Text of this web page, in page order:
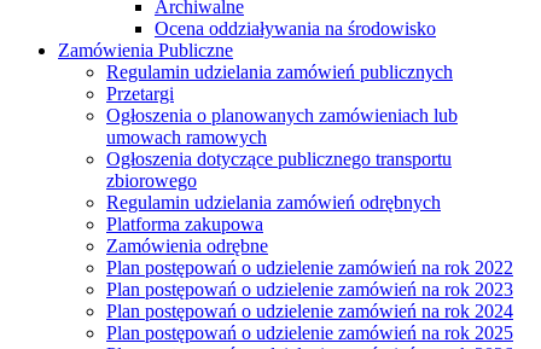
Archiwalne
Ocena oddziaływania na środowisko
Zamówienia Publiczne
Regulamin udzielania zamówień publicznych
Przetargi
Ogłoszenia o planowanych zamówieniach lub
umowach ramowych
Ogłoszenia dotyczące publicznego transportu
zbiorowego
Regulamin udzielania zamówień odrębnych
Platforma zakupowa
Zamówienia odrębne
Plan postępowań o udzielenie zamówień na rok 2022
Plan postępowań o udzielenie zamówień na rok 2023
Plan postępowań o udzielenie zamówień na rok 2024
Plan postępowań o udzielenie zamówień na rok 2025